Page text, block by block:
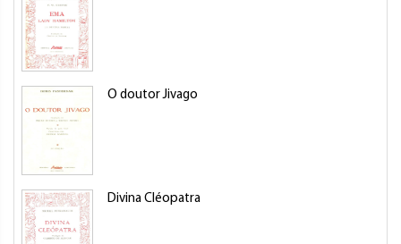
O doutor Jivago
Divina Cléopatra